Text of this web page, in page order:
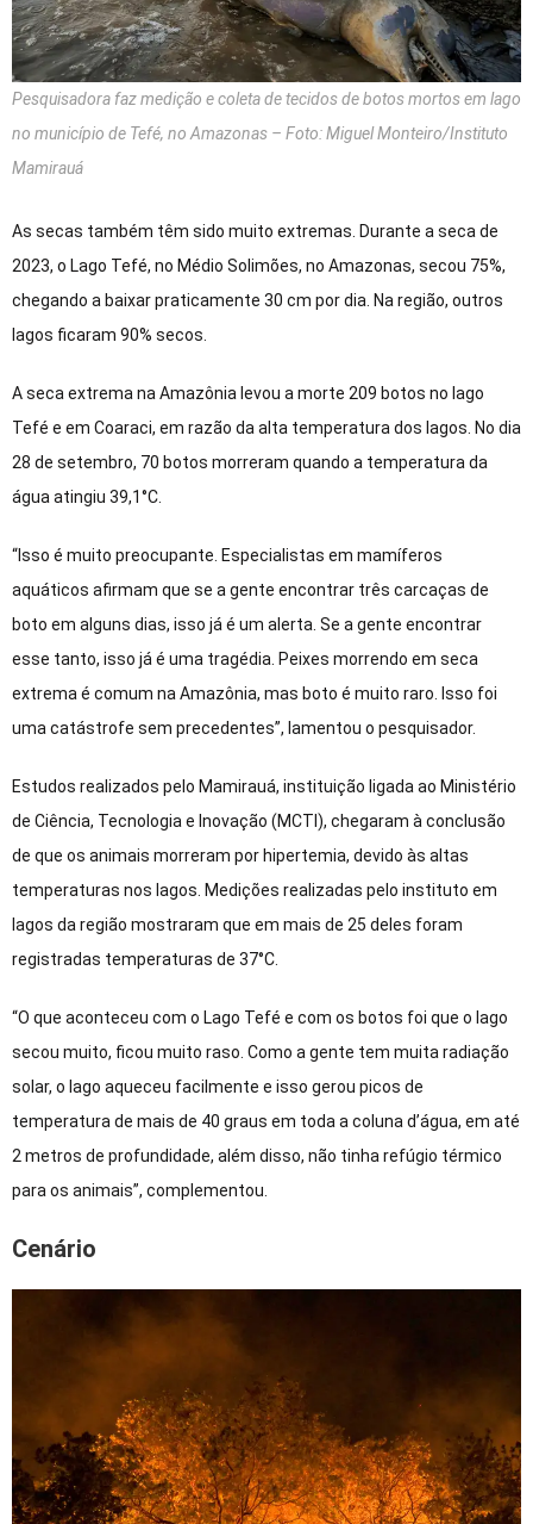
Pesquisadora faz medição e coleta de tecidos de botos mortos em lago
no município de Tefé, no Amazonas – Foto: Miguel Monteiro/Instituto
Mamirauá
As secas também têm sido muito extremas. Durante a seca de
2023, o Lago Tefé, no Médio Solimões, no Amazonas, secou 75%,
chegando a baixar praticamente 30 cm por dia. Na região, outros
lagos ficaram 90% secos.
A seca extrema na Amazônia levou a morte 209 botos no lago
Tefé e em Coaraci, em razão da alta temperatura dos lagos. No dia
28 de setembro, 70 botos morreram quando a temperatura da
água atingiu 39,1°C.
“Isso é muito preocupante. Especialistas em mamíferos
aquáticos afirmam que se a gente encontrar três carcaças de
boto em alguns dias, isso já é um alerta. Se a gente encontrar
esse tanto, isso já é uma tragédia. Peixes morrendo em seca
extrema é comum na Amazônia, mas boto é muito raro. Isso foi
uma catástrofe sem precedentes”, lamentou o pesquisador.
Estudos realizados pelo Mamirauá, instituição ligada ao Ministério
de Ciência, Tecnologia e Inovação (MCTI), chegaram à conclusão
de que os animais morreram por hipertemia, devido às altas
temperaturas nos lagos. Medições realizadas pelo instituto em
lagos da região mostraram que em mais de 25 deles foram
registradas temperaturas de 37°C.
“O que aconteceu com o Lago Tefé e com os botos foi que o lago
secou muito, ficou muito raso. Como a gente tem muita radiação
solar, o lago aqueceu facilmente e isso gerou picos de
temperatura de mais de 40 graus em toda a coluna d’água, em até
2 metros de profundidade, além disso, não tinha refúgio térmico
para os animais”, complementou.
Cenário